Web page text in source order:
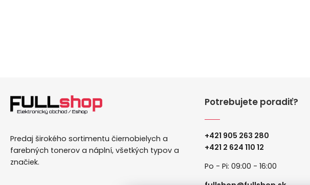
Predaj širokého sortimentu čiernobielych a
farebných tonerov a náplní, všetkých typov a
značiek.
Potrebujete poradiť?
+421 905 263 280
+421 2 624 110 12
Po - Pi: 09:00 - 16:00